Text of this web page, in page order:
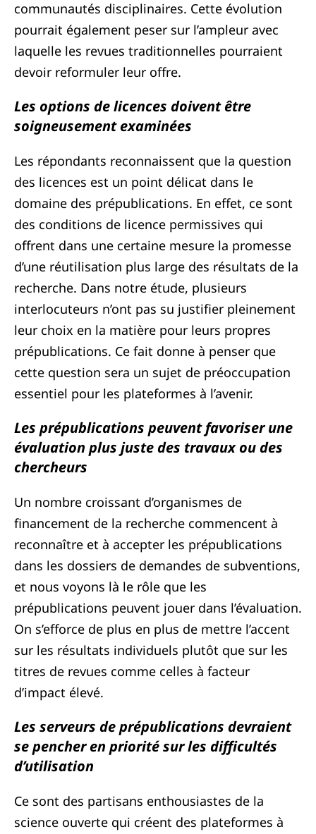
communautés disciplinaires. Cette évolution
pourrait également peser sur l’ampleur avec
laquelle les revues traditionnelles pourraient
devoir reformuler leur offre.
Les options de licences doivent être
soigneusement examinées
Les répondants reconnaissent que la question
des licences est un point délicat dans le
domaine des prépublications. En effet, ce sont
des conditions de licence permissives qui
offrent dans une certaine mesure la promesse
d’une réutilisation plus large des résultats de la
recherche. Dans notre étude, plusieurs
interlocuteurs n’ont pas su justifier pleinement
leur choix en la matière pour leurs propres
prépublications. Ce fait donne à penser que
cette question sera un sujet de préoccupation
essentiel pour les plateformes à l’avenir.
Les prépublications peuvent favoriser une
évaluation plus juste des travaux ou des
chercheurs
Un nombre croissant d’organismes de
financement de la recherche commencent à
reconnaître et à accepter les prépublications
dans les dossiers de demandes de subventions,
et nous voyons là le rôle que les
prépublications peuvent jouer dans l’évaluation.
On s’efforce de plus en plus de mettre l’accent
sur les résultats individuels plutôt que sur les
titres de revues comme celles à facteur
d’impact élevé.
Les serveurs de prépublications devraient
se pencher en priorité sur les difficultés
d’utilisation
Ce sont des partisans enthousiastes de la
science ouverte qui créent des plateformes à